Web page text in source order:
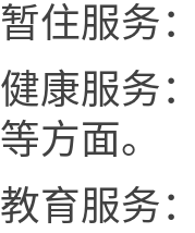
暂住服务
健康服务
等方面。
教育服务